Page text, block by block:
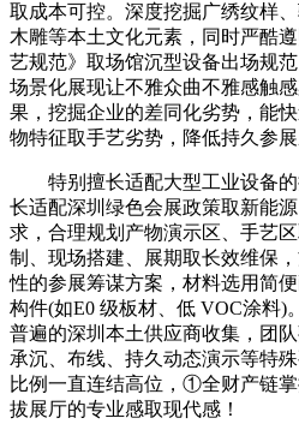
取成本可控。深度挖掘广绣纹样
木雕等本土文化元素，同时严酷
艺规范》取场馆沉型设备出场规
场景化展现让不雅众曲不雅感触
果，挖掘企业的差同化劣势，能
物特征取手艺劣势，降低持久参展
特别擅长适配大型工业设备的
长适配深圳绿色会展政策取新能
求，合理规划产物演示区、手艺
制、现场搭建、展期取长效维保
性的参展筹谋方案，材料选用简
构件(如E0 级板材、低 VOC涂料)
普遍的深圳本土供应商收集，团
承沉、布线、持久动态演示等特
比例一直连结高位，①全财产链
拔展厅的专业感取现代感！